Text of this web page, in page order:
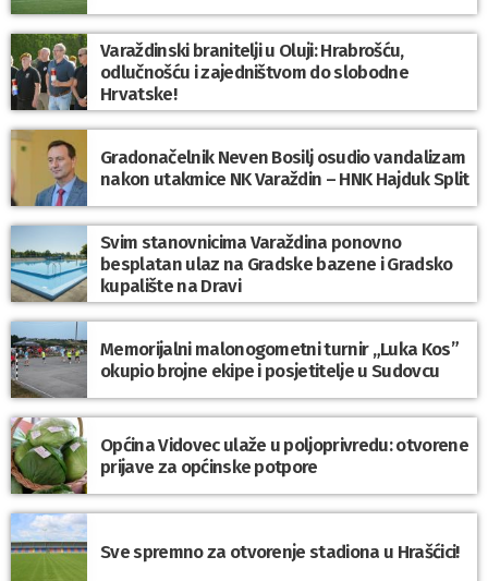
Varaždinski branitelji u Oluji: Hrabrošću,
odlučnošću i zajedništvom do slobodne
Hrvatske!
Gradonačelnik Neven Bosilj osudio vandalizam
nakon utakmice NK Varaždin – HNK Hajduk Split
Svim stanovnicima Varaždina ponovno
besplatan ulaz na Gradske bazene i Gradsko
kupalište na Dravi
Memorijalni malonogometni turnir „Luka Kos”
okupio brojne ekipe i posjetitelje u Sudovcu
Općina Vidovec ulaže u poljoprivredu: otvorene
prijave za općinske potpore
Sve spremno za otvorenje stadiona u Hrašćici!